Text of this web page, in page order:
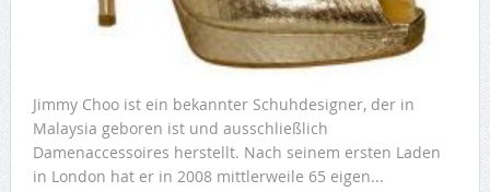
Jimmy Choo ist ein bekannter Schuhdesigner, der in
Malaysia geboren ist und ausschließlich
Damenaccessoires herstellt. Nach seinem ersten Laden
in London hat er in 2008 mittlerweile 65 eigen...